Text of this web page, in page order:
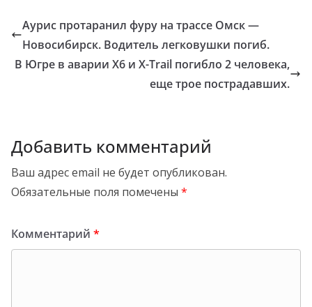
Аурис протаранил фуру на трассе Омск —
Новосибирск. Водитель легковушки погиб.
В Югре в аварии X6 и X-Trail погибло 2 человека,
еще трое пострадавших.
Добавить комментарий
Ваш адрес email не будет опубликован.
Обязательные поля помечены *
Комментарий *